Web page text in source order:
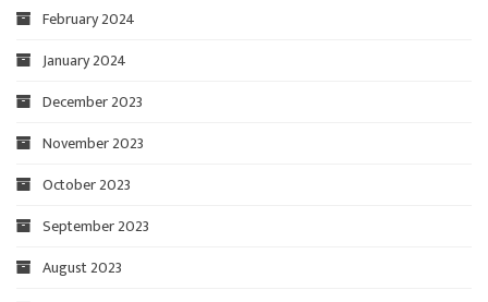
February 2024
January 2024
December 2023
November 2023
October 2023
September 2023
August 2023